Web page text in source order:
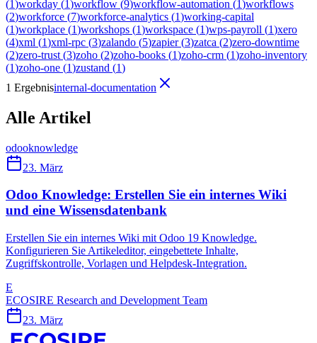
(1)workday (1)workflow (9)workflow-automation (1)workflows
(2)workforce (7)workforce-analytics (1)working-capital
(1)workplace (1)workshops (1)workspace (1)wps-payroll (1)xero
(4)xml (1)xml-rpc (3)zalando (5)zapier(3)zatca (2)zero-downtime
(2)zero-trust (3)zoho (2)zoho-books (1)zoho-crm (1)zoho-inventory
(1)zoho-one (1)zustand (1)
1 Ergebnisinternal-documentation
Alle Artikel
odooknowledge
23. März
Odoo Knowledge: Erstellen Sie ein internes Wiki
und eine Wissensdatenbank
Erstellen Sie ein internes Wiki mit Odoo 19 Knowledge.
Konfigurieren Sie Artikeleditor, eingebettete Inhalte,
Zugriffskontrolle, Vorlagen und Helpdesk-Integration.
E
ECOSIRE Research and Development Team
23. März